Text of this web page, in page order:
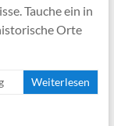
Tauche ein in
Orte
Weiterlesen